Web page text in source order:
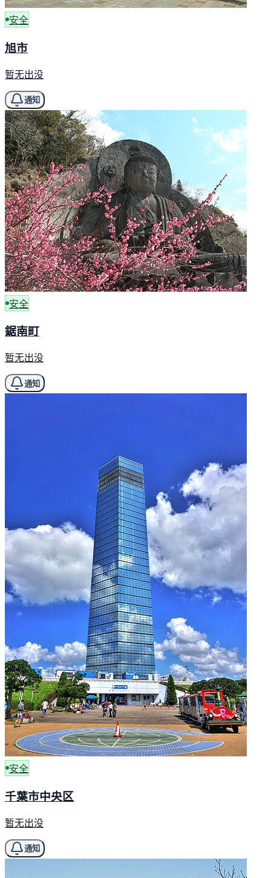
安全
旭市
暂无出没
通知
安全
鋸南町
暂无出没
通知
安全
千葉市中央区
暂无出没
通知